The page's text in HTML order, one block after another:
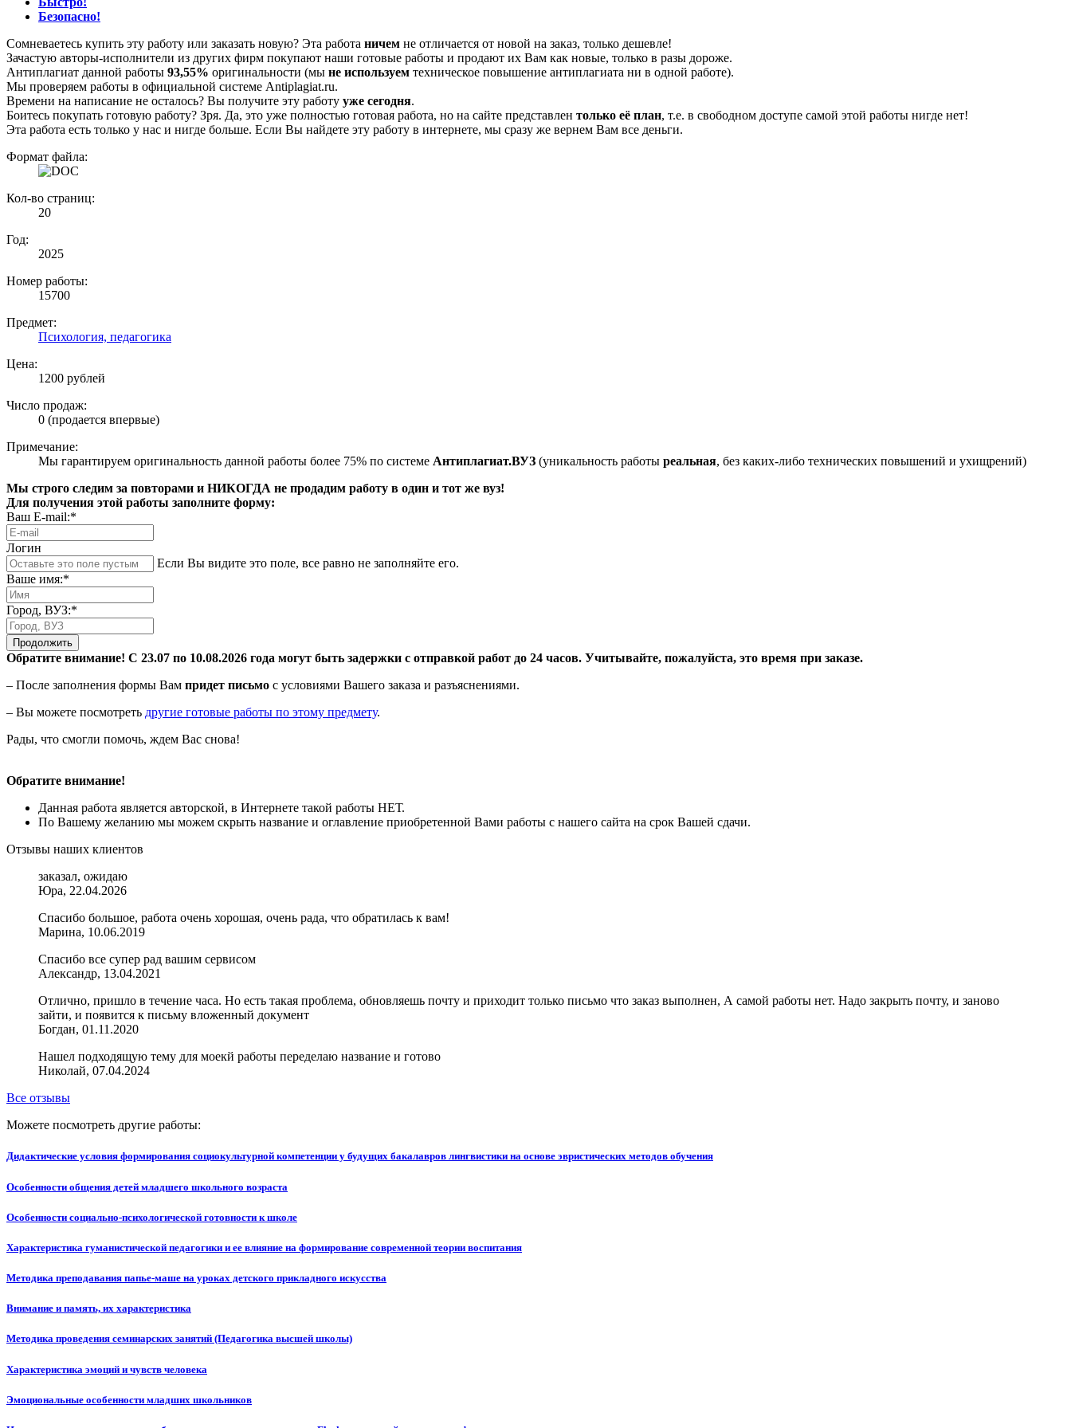
Безопасно!
Сомневаетесь купить эту работу или заказать новую? Эта работа ничем не отличается от новой на заказ, только дешевле!
Зачастую авторы-исполнители из других фирм покупают наши готовые работы и продают их Вам как новые, только в разы дороже.
Антиплагиат данной работы 93,55% оригинальности (мы не используем техническое повышение антиплагиата ни в одной работе).
Мы проверяем работы в официальной системе Аntiplagiat.ru.
Времени на написание не осталось? Вы получите эту работу уже сегодня.
Боитесь покупать готовую работу? Зря. Да, это уже полностью готовая работа, но на сайте представлен только её план, т.е. в свободном доступе самой этой работы нигде нет!
Эта работа есть только у нас и нигде больше. Если Вы найдете эту работу в интернете, мы сразу же вернем Вам все деньги.
Формат файла:
Кол-во страниц:
20
Год:
2025
Номер работы:
15700
Предмет:
Психология, педагогика
Цена:
1200 рублей
Число продаж:
0 (продается впервые)
Примечание:
Мы гарантируем оригинальность данной работы более 75% по системе Антиплагиат.ВУЗ (уникальность работы реальная, без каких-либо технических повышений и ухищрений)
Мы строго следим за повторами и НИКОГДА не продадим работу в один и тот же вуз!
Для получения этой работы заполните форму:
Ваш E-mail:*
Логин
Если Вы видите это поле, все равно не заполняйте его.
Ваше имя:*
Город, ВУЗ:*
Продолжить
Обратите внимание! С 23.07 по 10.08.2026 года могут быть задержки с отправкой работ до 24 часов. Учитывайте, пожалуйста, это время при заказе.
– После заполнения формы Вам придет письмо с условиями Вашего заказа и разъяснениями.
– Вы можете посмотреть другие готовые работы по этому предмету.
Рады, что смогли помочь, ждем Вас снова!
Обратите внимание!
Данная работа является авторской, в Интернете такой работы НЕТ.
По Вашему желанию мы можем скрыть название и оглавление приобретенной Вами работы с нашего сайта на срок Вашей сдачи.
Отзывы наших клиентов
заказал, ожидаю
Юра, 22.04.2026
Спасибо большое, работа очень хорошая, очень рада, что обратилась к вам!
Марина, 10.06.2019
Спасибо все супер рад вашим сервисом
Александр, 13.04.2021
Отлично, пришло в течение часа. Но есть такая проблема, обновляешь почту и приходит только письмо что заказ выполнен, А самой работы нет. Надо закрыть почту, и заново
зайти, и появится к письму вложенный документ
Богдан, 01.11.2020
Нашел подходящую тему для моекй работы переделаю название и готово
Николай, 07.04.2024
Все отзывы
Можете посмотреть другие работы:
Дидактические условия формирования социокультурной компетенции у будущих бакалавров лингвистики на основе эвристических методов обучения
Особенности общения детей младшего школьного возраста
Особенности социально-психологической готовности к школе
Характеристика гуманистической педагогики и ее влияние на формирование современной теории воспитания
Методика преподавания папье-маше на уроках детского прикладного искусства
Внимание и память, их характеристика
Методика проведения семинарских занятий (Педагогика высшей школы)
Характеристика эмоций и чувств человека
Эмоциональные особенности младших школьников